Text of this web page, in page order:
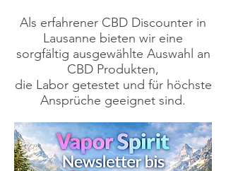
Als erfahrener CBD Discounter in
Lausanne bieten wir eine
sorgfältig ausgewählte Auswahl an
CBD Produkten,
die Labor getestet und für höchste
Ansprüche geeignet sind.